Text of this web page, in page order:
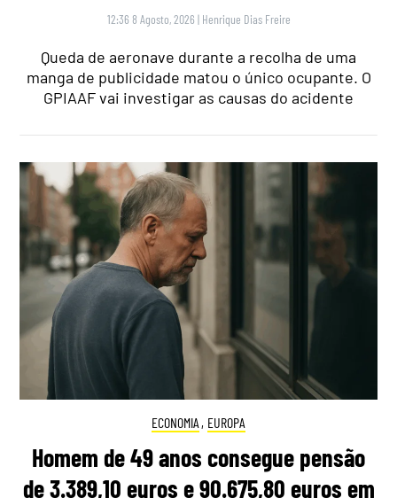
12:36 8 Agosto, 2026 | Henrique Dias Freire
Queda de aeronave durante a recolha de uma
manga de publicidade matou o único ocupante. O
GPIAAF vai investigar as causas do acidente
ECONOMIA , EUROPA
Homem de 49 anos consegue pensão
de 3.389,10 euros e 90.675,80 euros em